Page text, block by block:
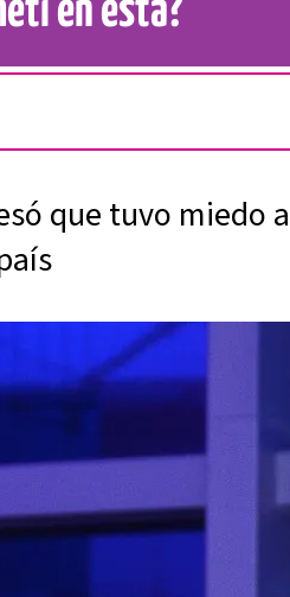
en esta?”
que tuvo miedo